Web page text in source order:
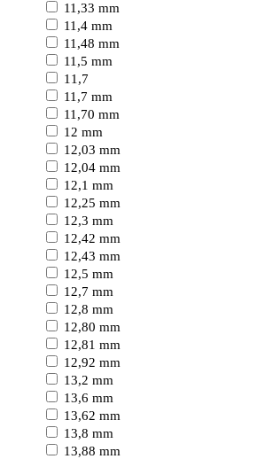
11,33 mm
11,4 mm
11,48 mm
11,5 mm
11,7
11,7 mm
11,70 mm
12 mm
12,03 mm
12,04 mm
12,1 mm
12,25 mm
12,3 mm
12,42 mm
12,43 mm
12,5 mm
12,7 mm
12,8 mm
12,80 mm
12,81 mm
12,92 mm
13,2 mm
13,6 mm
13,62 mm
13,8 mm
13,88 mm